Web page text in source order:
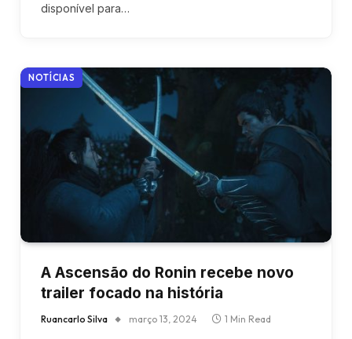
disponível para…
NOTÍCIAS
A Ascensão do Ronin recebe novo
trailer focado na história
Ruancarlo Silva março 13, 2024 1 Min Read